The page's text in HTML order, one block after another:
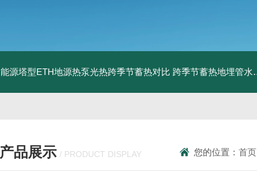
能源塔型ETH地源热泵光热跨季节蓄热对比 跨季节蓄热地埋管水池湖面储热技术研究对比
产品展示 / PRODUCT DISPLAY 您的位置：首页